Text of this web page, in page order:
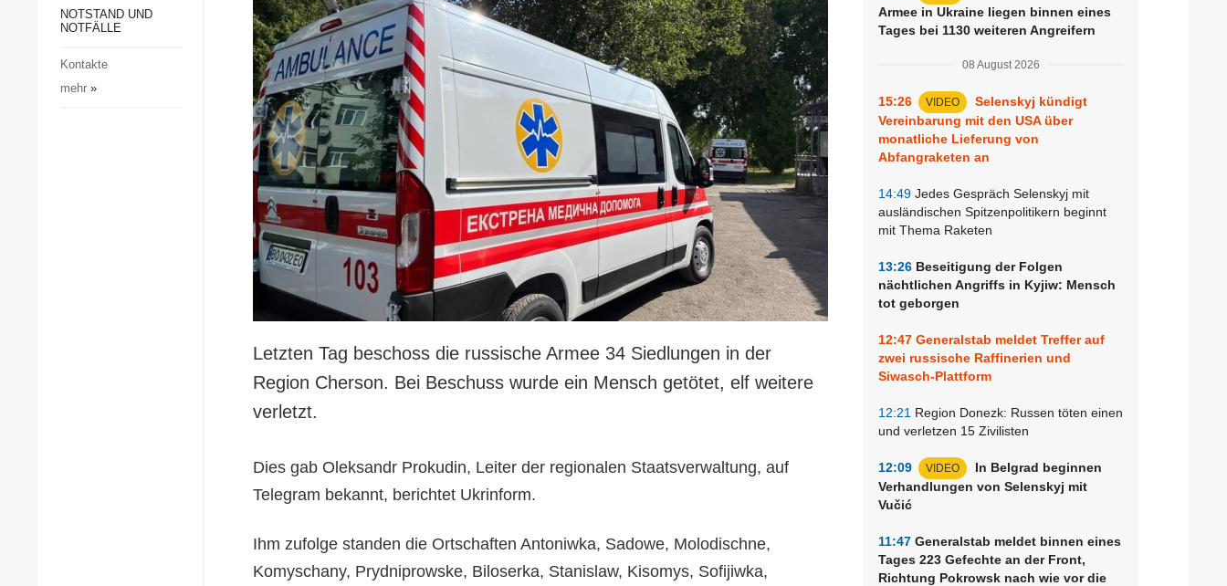
Gesellschaft und Kultur
Notstand und Notfälle
NOTSTAND UND
NOTFÄLLE
Kontakte
mehr»
Armee in Ukraine liegen binnen eines
Tages bei 1130 weiteren Angreifern
08 August 2026
15:26 VIDEO
Selenskyj kündigt
Vereinbarung mit den USA über
monatliche Lieferung von
Abfangraketen an
14:49 Jedes Gespräch Selenskyj mit
ausländischen Spitzenpolitikern beginnt
mit Thema Raketen
13:26 Beseitigung der Folgen
nächtlichen Angriffs in Kyjiw: Mensch
tot geborgen
12:47 Generalstab meldet Treffer auf
zwei russische Raffinerien und
Siwasch-Plattform
12:21 Region Donezk: Russen töten einen
und verletzen 15 Zivilisten
12:09 VIDEO
In Belgrad beginnen
Verhandlungen von Selenskyj mit
Vučić
11:47 Generalstab meldet binnen eines
Tages 223 Gefechte an der Front,
Richtung Pokrowsk nach wie vor die
Letzten Tag beschoss die russische Armee 34 Siedlungen in der
Region Cherson. Bei Beschuss wurde ein Mensch getötet, elf weitere
verletzt.
Dies gab Oleksandr Prokudin, Leiter der regionalen Staatsverwaltung, auf
Telegram bekannt, berichtet Ukrinform.
Ihm zufolge standen die Ortschaften Antoniwka, Sadowe, Molodischne,
Komyschany, Prydniprowske, Biloserka, Stanislaw, Kisomys, Sofijiwka,